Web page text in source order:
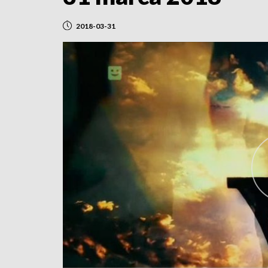
2018-03-31